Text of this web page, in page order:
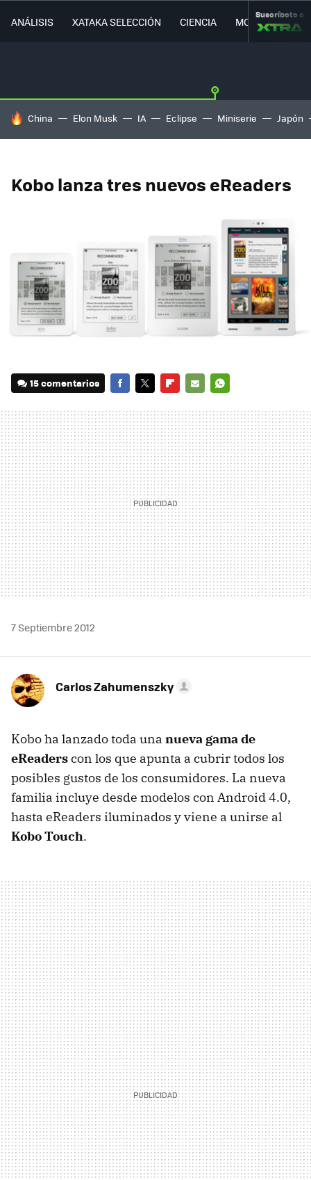
ANÁLISIS XATAKA SELECCIÓN CIENCIA MOVILIDAD
Suscríbete a
HOY SE HABLA DE
China Elon Musk IA Eclipse Miniserie Japón
Kobo lanza tres nuevos eReaders
15 comentarios
MAIL
7 Septiembre 2012
Carlos Zahumenszky
Kobo ha lanzado toda una nueva gama de
eReaderscon los que apunta a cubrir todos los
posibles gustos de los consumidores. La nueva
familia incluye desde modelos con Android 4.0,
hasta eReaders iluminados y viene a unirse al
Kobo Touch.